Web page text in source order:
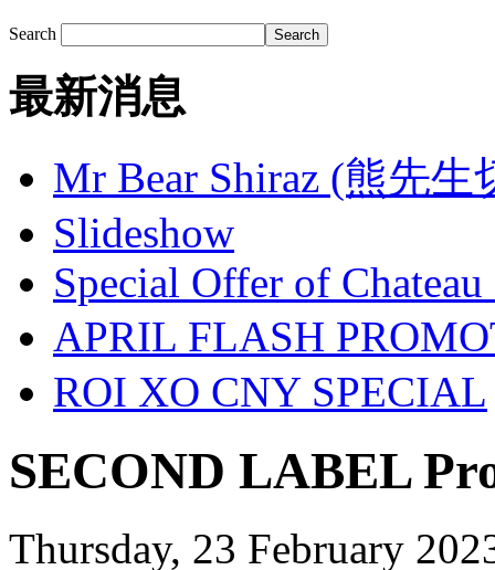
Search
最新消息
Mr Bear Shiraz (熊先生
Slideshow
Special Offer of
APRIL FLASH
ROI XO CNY SPECIAL
SECOND LABEL
Thursday, 23 February